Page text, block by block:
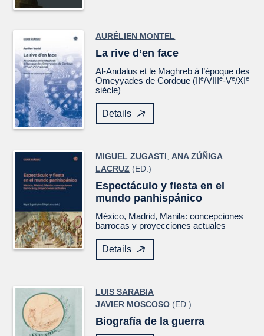
AURÉLIEN MONTEL
La rive d’en face
Al-Andalus et le Maghreb à l’époque des
Omeyyades de Cordoue (IIe/VIIIe-Ve/XIe
siècle)
Details
MIGUEL ZUGASTI,ANA ZÚÑIGA
LACRUZ (ED.)
Espectáculo y fiesta en el
mundo panhispánico
México, Madrid, Manila: concepciones
barrocas y proyecciones actuales
Details
LUIS SARABIA
JAVIER MOSCOSO (ED.)
Biografía de la guerra